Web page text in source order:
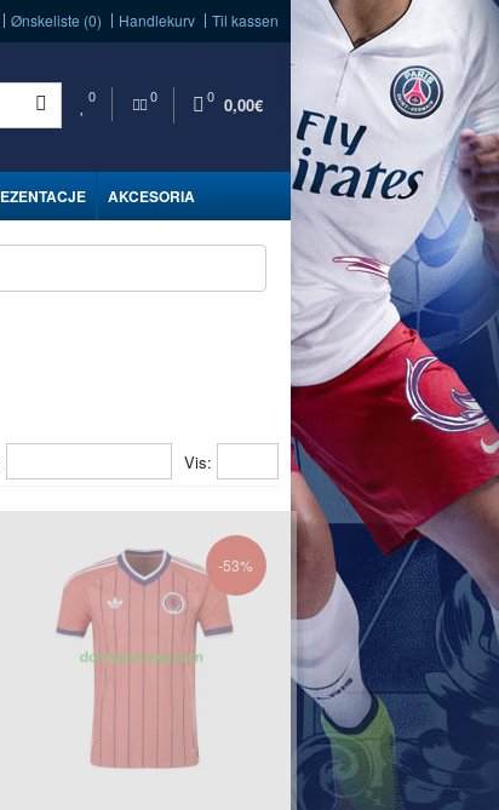
Ønskeliste (0) Handlekurv Til kassen
0 0 0 0,00€
AKCESORIA
Vis:
-53%